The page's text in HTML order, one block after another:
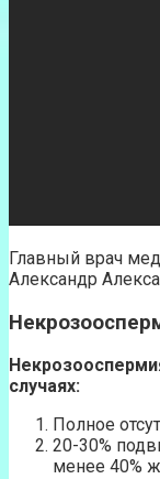
Главный врач
Александр
случаях:
Полное
20-30%
менее 40%